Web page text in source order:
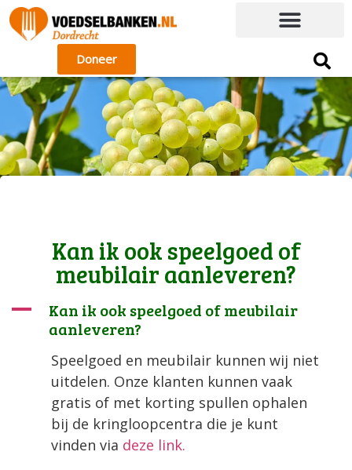
Doneer
Kan ik ook speelgoed of
meubilair aanleveren?
A
Kan ik ook speelgoed of meubilair
aanleveren?
Speelgoed en meubilair kunnen wij niet
uitdelen. Onze klanten kunnen vaak
gratis of met korting spullen ophalen
bij de kringloopcentra die je kunt
vinden via deze link.